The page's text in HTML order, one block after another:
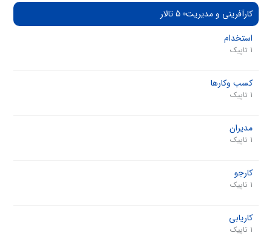
کارآفرینی و مدیریت 5 تالار
استخدام
1 تاپیک
کسب‌ وکارها
1 تاپیک
مدیران
1 تاپیک
کارجو
1 تاپیک
کاریابی
1 تاپیک